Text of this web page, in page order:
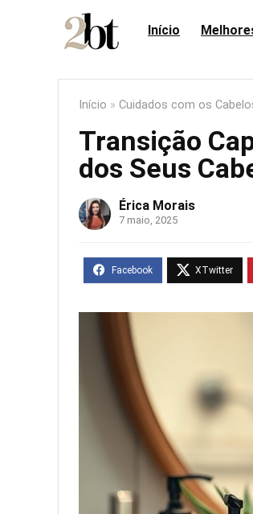
Início
Início » Cuidados com os
Transição
dos Seus
Érica Morais
7 maio, 2025